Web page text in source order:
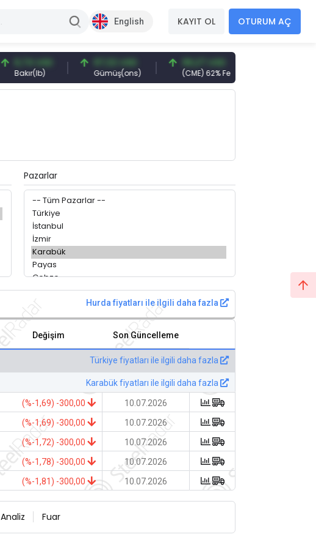
English KAYIT OL OTURUM AÇ
6,74 USD
Bakır(lb)
97,32 USD
Gümüş(ons)
96,27 USD
(CME) 62% Fe
Pazarlar
Hurda fiyatları ile ilgili daha fazla
Değişim Son Güncelleme
Türkiye fiyatları ile ilgili daha fazla
Karabük fiyatları ile ilgili daha fazla
(%-1,69) -300,00
10.07.2026
(%-1,69) -300,00
10.07.2026
(%-1,72) -300,00
10.07.2026
(%-1,78) -300,00
10.07.2026
(%-1,81) -300,00 10.07.2026
Analiz Fuar